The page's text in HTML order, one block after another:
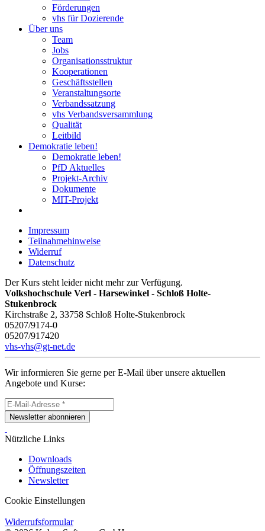
Förderungen
vhs für Dozierende
Über uns
Team
Jobs
Organisationsstruktur
Kooperationen
Geschäftsstellen
Veranstaltungsorte
Verbandssatzung
vhs Verbandsversammlung
Qualität
Leitbild
Demokratie leben!
Demokratie leben!
PfD Aktuelles
Projekt-Archiv
Dokumente
MIT-Projekt
Impressum
Teilnahmehinweise
Widerruf
Datenschutz
Der Kurs steht leider nicht mehr zur Verfügung.
Volkshochschule Verl - Harsewinkel - Schloß Holte-
Stukenbrock
Kirchstraße 2, 33758 Schloß Holte-Stukenbrock
05207/9174-0
05207/917420
vhs-vhs@gt-net.de
Wir informieren Sie gerne per E-Mail über unsere aktuellen
Angebote und Kurse:
Newsletter abonnieren
Nützliche Links
Downloads
Öffnungszeiten
Newsletter
Cookie Einstellungen
Widerrufsformular